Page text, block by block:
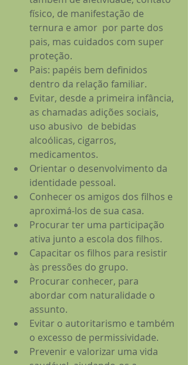
físico, de manifestação de
ternura e amor  por parte dos
pais, mas cuidados com super
proteção.
Pais: papéis bem definidos
dentro da relação familiar.
Evitar, desde a primeira infância,
as chamadas adições sociais,
uso abusivo  de bebidas
alcoólicas, cigarros,
medicamentos.
Orientar o desenvolvimento da
identidade pessoal.
Conhecer os amigos dos filhos e
aproximá-los de sua casa.
Procurar ter uma participação
ativa junto a escola dos filhos.
Capacitar os filhos para resistir
às pressões do grupo.
Procurar conhecer, para
abordar com naturalidade o
assunto.
Evitar o autoritarismo e também
o excesso de permissividade.
Prevenir e valorizar uma vida